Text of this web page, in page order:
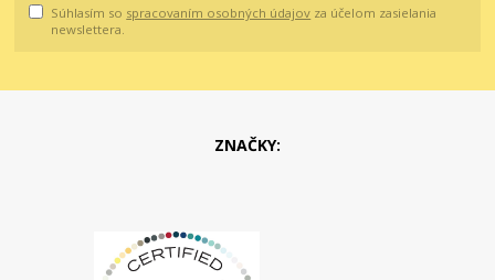
Súhlasím so spracovaním osobných údajov za účelom zasielania
newslettera.
ZNAČKY: